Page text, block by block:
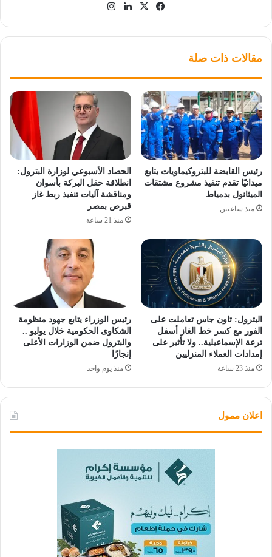
فيسبوك
‫X لينكدإن
مقالات ذات صلة
رئيس القابضة للبتروكيماويات يتابع
ميدانيًا تقدم تنفيذ مشروع مشتقات
الميثانول بدمياط
منذ ساعتين
الحصاد الأسبوعي لوزارة البترول:
انطلاقة حقل البركة بأسوان
ومناقشة آليات تنفيذ ربط غاز
قبرص بمصر
منذ 21 ساعة
البترول: تاون جاس تعاملت على
الفور مع كسر خط الغاز أسفل
ترعة الإسماعيلية.. ولا تأثير على
إمدادات العملاء المنزليين
منذ 23 ساعة
رئيس الوزراء يتابع جهود منظومة
الشكاوى الحكومية خلال يوليو ..
والبترول ضمن الوزارات الأعلى
إنجازًا
منذ يوم واحد
اعلان ممول